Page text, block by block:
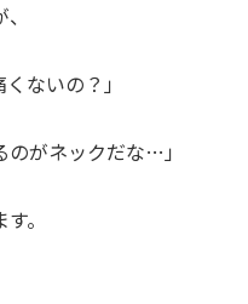
ないの？」
のがネックだな…」
。